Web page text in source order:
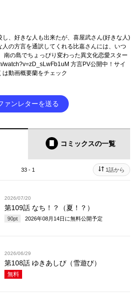
、好きな人も出来たが、喜屋武さん(好きな人)
の方言を通訳してくれる比嘉さんには、いつ
南の島でちょっぴり変わった異文化恋愛スター
watch?v=zD_sLwFb1uM 方言PV公開中！サイ
動画概要蘭をチェック
ァンレターを送る
コミックスの一覧
33 - 1 1話から
2026/07/20
第109話 なち！？（夏！？）
90pt 2026年08月14日 に無料公開予定
2026/06/29
第108話 ゆきあしび（雪遊び）
無料